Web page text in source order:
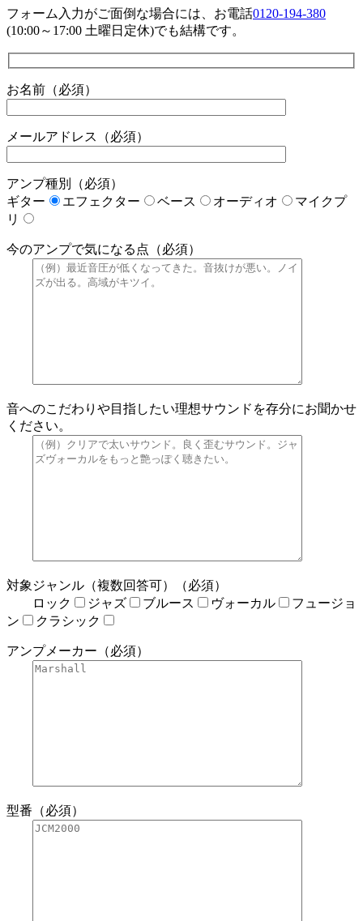
フォーム入力がご面倒な場合には、お電話0120-194-380
(10:00～17:00 土曜日定休)でも結構です。
お名前（必須）
メールアドレス（必須）
アンプ種別（必須）
ギター
エフェクター ベース オーディオ
マイクプ
リ
今のアンプで気になる点（必須）
音へのこだわりや目指したい理想サウンドを存分にお聞かせ
ください。
対象ジャンル（複数回答可）（必須）
ロック
ジャズ ブルース ヴォーカル
フュージョ
ン
クラシック
アンプメーカー（必須）
型番（必須）